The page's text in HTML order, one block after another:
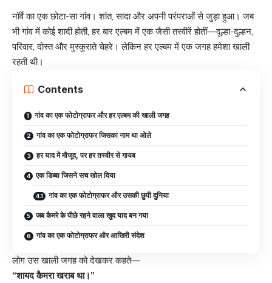
नॉर्वे का एक छोटा-सा गांव। शांत, सादा और अपनी परंपराओं से जुड़ा हुआ। जब
भी गांव में कोई शादी होती, हर बार एल्बम में एक जैसी तस्वीरें होतीं—दूल्हा-दुल्हन,
परिवार, दोस्त और मुस्कुराते चेहरे। लेकिन हर एल्बम में एक जगह हमेशा खाली
रहती थी।
Contents
गांव का एक फोटोग्राफर और हर एल्बम की खाली जगह
गांव का एक फोटोग्राफर जिसका नाम था ओले
हर याद में मौजूद, पर हर तस्वीर से गायब
एक डिब्बा जिसने सच खोल दिया
गांव का एक फोटोग्राफर और उसकी छुपी दुनिया
जब कैमरे के पीछे रहने वाला खुद याद बन गया
गांव का एक फोटोग्राफर और आखिरी संदेश
लोग उस खाली जगह को देखकर कहते—
“शायद कैमरा खराब था।”